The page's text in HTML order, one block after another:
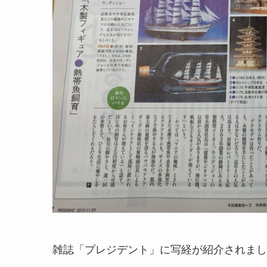
雑誌「プレジデント」に写経が紹介されま